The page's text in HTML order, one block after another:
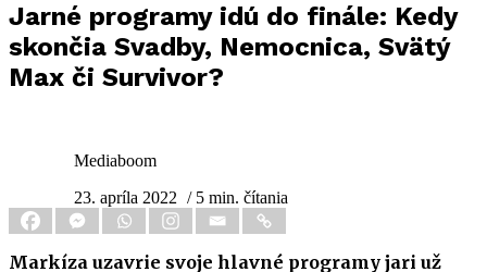
Jarné programy idú do finále: Kedy
skončia Svadby, Nemocnica, Svätý
Max či Survivor?
Mediaboom
23. apríla 2022 / 5 min. čítania
Markíza uzavrie svoje hlavné programy jari už